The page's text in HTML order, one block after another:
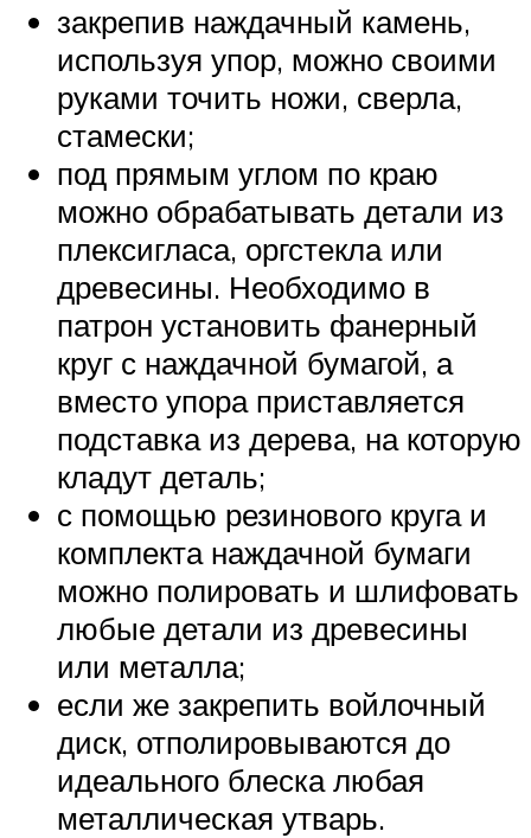
закрепив наждачный камень,
используя упор, можно своими
руками точить ножи, сверла,
стамески;
под прямым углом по краю
можно обрабатывать детали из
плексигласа, оргстекла или
древесины. Необходимо в
патрон установить фанерный
круг с наждачной бумагой, а
вместо упора приставляется
подставка из дерева, на которую
кладут деталь;
с помощью резинового круга и
комплекта наждачной бумаги
можно полировать и шлифовать
любые детали из древесины
или металла;
если же закрепить войлочный
диск, отполировываются до
идеального блеска любая
металлическая утварь.